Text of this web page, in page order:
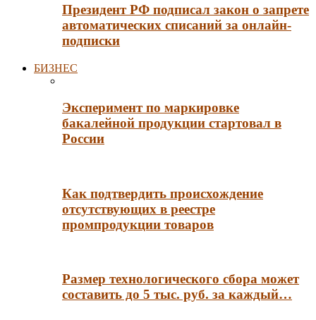
Президент РФ подписал закон о запрете
автоматических списаний за онлайн-
подписки
БИЗНЕС
Эксперимент по маркировке
бакалейной продукции стартовал в
России
Как подтвердить происхождение
отсутствующих в реестре
промпродукции товаров
Размер технологического сбора может
составить до 5 тыс. руб. за каждый…